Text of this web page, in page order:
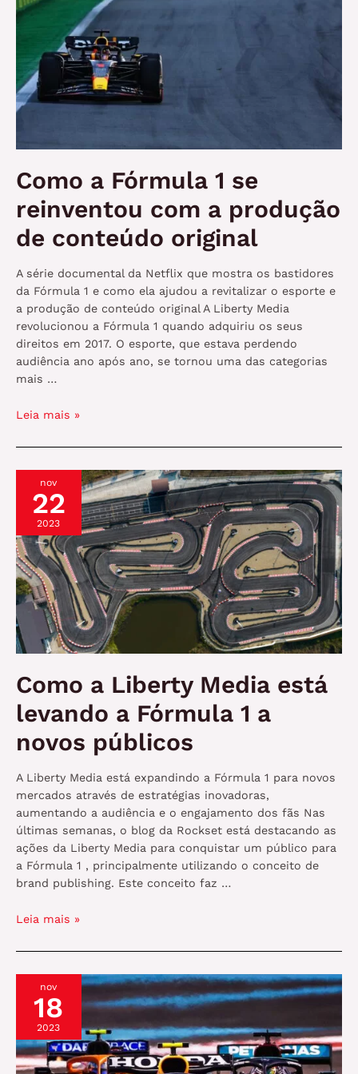
Como a Fórmula 1 se
reinventou com a produção
de conteúdo original
A série documental da Netflix que mostra os bastidores
da Fórmula 1 e como ela ajudou a revitalizar o esporte e
a produção de conteúdo original A Liberty Media
revolucionou a Fórmula 1 quando adquiriu os seus
direitos em 2017. O esporte, que estava perdendo
audiência ano após ano, se tornou uma das categorias
mais …
Como
Fórmula
reinventou
com
a
produção
de
conteúdo
original
Leia mais »
nov
22
2023
Como a Liberty Media está
levando a Fórmula 1 a
novos públicos
A Liberty Media está expandindo a Fórmula 1 para novos
mercados através de estratégias inovadoras,
aumentando a audiência e o engajamento dos fãs Nas
últimas semanas, o blog da Rockset está destacando as
ações da Liberty Media para conquistar um público para
a Fórmula 1 , principalmente utilizando o conceito de
brand publishing. Este conceito faz …
Como
Liberty
levando
Fórmula
1
Leia mais »
nov
18
2023